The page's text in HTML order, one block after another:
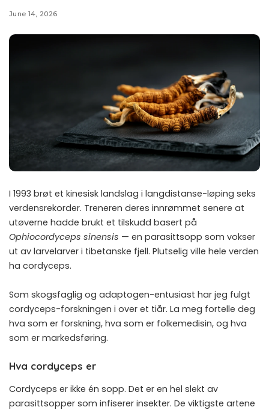
June 14, 2026
I 1993 brøt et kinesisk landslag i langdistanse-løping seks
verdensrekorder. Treneren deres innrømmet senere at
utøverne hadde brukt et tilskudd basert på
Ophiocordyceps sinensis — en parasittsopp som vokser
ut av larvelarver i tibetanske fjell. Plutselig ville hele verden
ha cordyceps.
Som skogsfaglig og adaptogen-entusiast har jeg fulgt
cordyceps-forskningen i over et tiår. La meg fortelle deg
hva som er forskning, hva som er folkemedisin, og hva
som er markedsføring.
Hva cordyceps er
Cordyceps er ikke én sopp. Det er en hel slekt av
parasittsopper som infiserer insekter. De viktigste artene